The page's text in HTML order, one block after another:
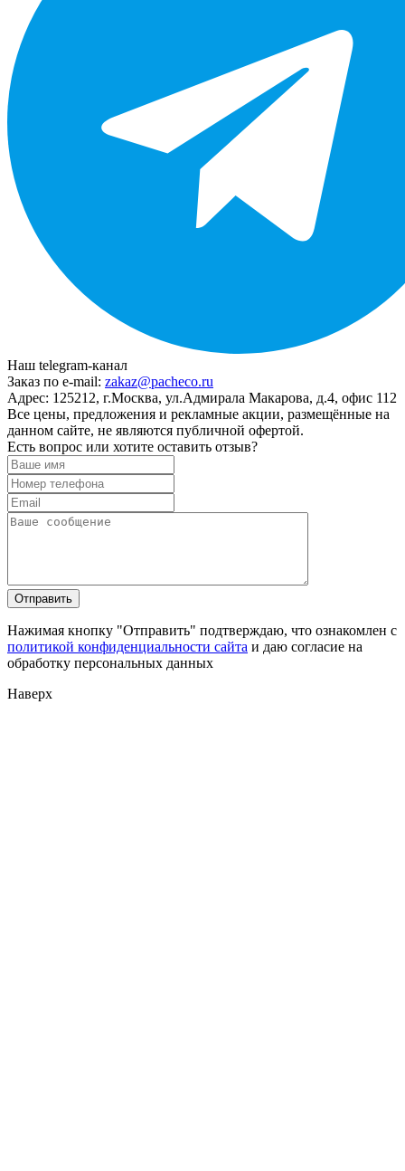
Наш telegram-канал
Заказ по e-mail: zakaz@pacheco.ru
Адрес: 125212, г.Москва, ул.Адмирала Макарова, д.4, офис 112
Все цены, предложения и рекламные акции, размещённые на
данном сайте, не являются публичной офертой.
Есть вопрос или хотите оставить отзыв?
Нажимая кнопку "Отправить" подтверждаю, что ознакомлен с
политикой конфиденциальности сайта и даю согласие на
обработку персональных данных
Наверх